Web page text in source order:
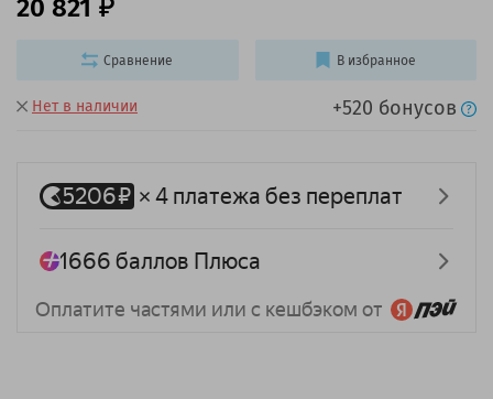
Нет в наличии +520 бонусов
20 821
Сравнение В избранное